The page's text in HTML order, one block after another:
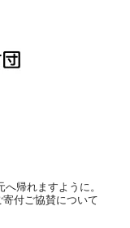
帰れますように。
寄付ご協賛について